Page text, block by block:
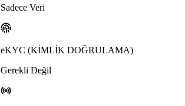
Sadece Veri
eKYC (KİMLİK DOĞRULAMA)
Gerekli Değil